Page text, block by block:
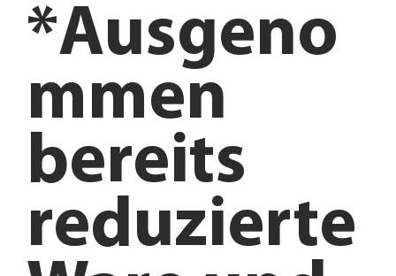
*Ausgeno
mmen
bereits
reduzierte